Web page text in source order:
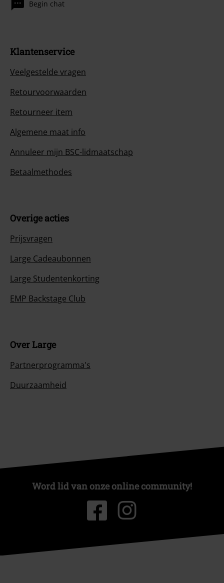
Begin chat
Klantenservice
Veelgestelde vragen
Retourvoorwaarden
Retourneer item
Algemene maat info
Annuleer mijn BSC-lidmaatschap
Betaalmethodes
Overige acties
Prijsvragen
Large Cadeaubonnen
Large Studentenkorting
EMP Backstage Club
Over Large
Partnerprogramma's
Duurzaamheid
Word lid van onze online community!